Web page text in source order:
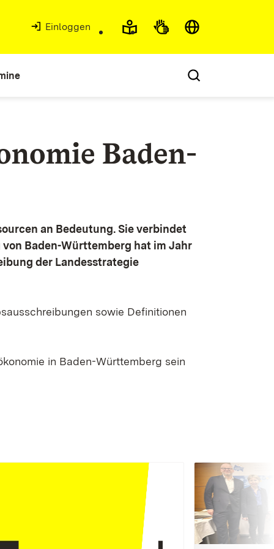
Einloggen
Baden-
an Bedeutung. Sie verbindet
Baden-Württemberg hat im Jahr
der Landesstrategie
sowie Definitionen
in Baden-Württemberg sein